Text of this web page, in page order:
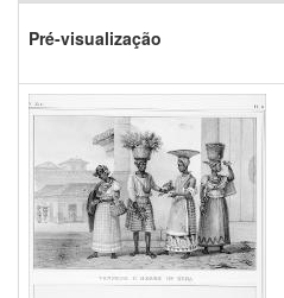
Pré-visualização